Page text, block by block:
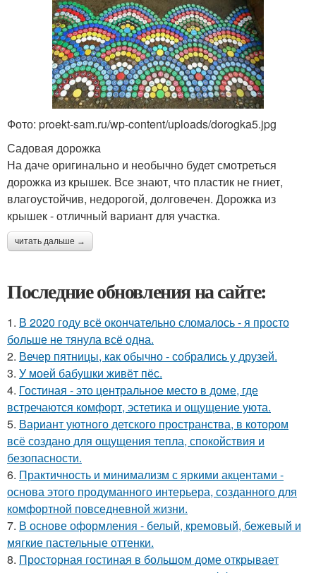
Фото: proekt-sam.ru/wp-content/uploads/dorogka5.jpg
Садовая дорожка
На даче оригинально и необычно будет смотреться
дорожка из крышек. Все знают, что пластик не гниет,
влагоустойчив, недорогой, долговечен. Дорожка из
крышек - отличный вариант для участка.
читать дальше →
Последние обновления на сайте:
1. В 2020 году всё окончательно сломалось - я просто
больше не тянула всё одна.
2. Вечер пятницы, как обычно - собрались у друзей.
3. У моей бабушки живёт пёс.
4. Гостиная - это центральное место в доме, где
встречаются комфорт, эстетика и ощущение уюта.
5. Вариант уютного детского пространства, в котором
всё создано для ощущения тепла, спокойствия и
безопасности.
6. Практичность и минимализм с яркими акцентами -
основа этого продуманного интерьера, созданного для
комфортной повседневной жизни.
7. В основе оформления - белый, кремовый, бежевый и
мягкие пастельные оттенки.
8. Просторная гостиная в большом доме открывает